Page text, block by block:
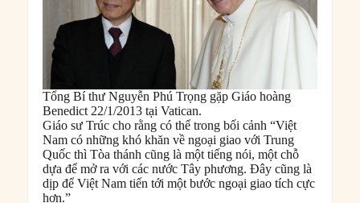
Tổng Bí thư Nguyễn Phú Trọng gặp Giáo hoàng
Benedict 22/1/2013 tại Vatican.
Giáo sư Trúc cho rằng có thể trong bối cảnh “Việt
Nam có những khó khăn về ngoại giao với Trung
Quốc thì Tòa thánh cũng là một tiếng nói, một chỗ
dựa để mở ra với các nước Tây phương. Đây cũng là
dịp để Việt Nam tiến tới một bước ngoại giao tích cực
hơn.”